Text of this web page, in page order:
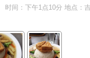
时间：下午1点10分 地点